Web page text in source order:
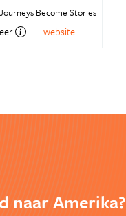
Become Stories
website
naar Amerika?